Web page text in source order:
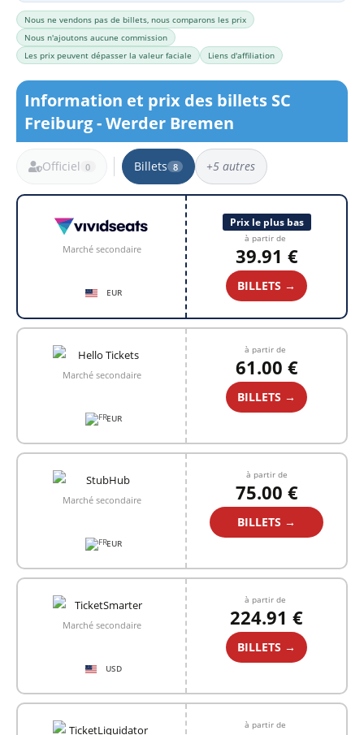
Nous ne vendons pas de billets, nous comparons les prix
Nous n'ajoutons aucune commission
Les prix peuvent dépasser la valeur faciale
Liens d'affiliation
Information et prix des billets SC
Freiburg - Werder Bremen
Officiel 0 Billets 8 +5 autres
8 résultats
Marché secondaire
EUR
Prix le plus bas
à partir de
39.91 €
BILLETS →
Marché secondaire
EUR
à partir de
61.00 €
BILLETS →
Marché secondaire
EUR
à partir de
75.00 €
BILLETS →
Marché secondaire
USD
à partir de
224.91 €
BILLETS →
à partir de